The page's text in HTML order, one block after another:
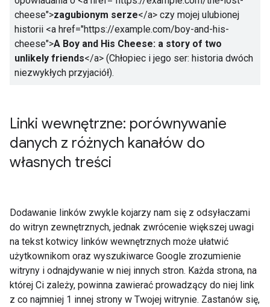
cheese">zagubionym serze</a> czy mojej ulubionej
historii <a href="https://example.com/boy-and-his-
cheese">A Boy and His Cheese: a story of two
unlikely friends</a> (Chłopiec i jego ser: historia dwóch
niezwykłych przyjaciół).
Linki wewnętrzne: porównywanie
danych z różnych kanałów do
własnych treści
Dodawanie linków zwykle kojarzy nam się z odsyłaczami
do witryn zewnętrznych, jednak zwrócenie większej uwagi
na tekst kotwicy linków wewnętrznych może ułatwić
użytkownikom oraz wyszukiwarce Google zrozumienie
witryny i odnajdywanie w niej innych stron. Każda strona, na
której Ci zależy, powinna zawierać prowadzący do niej link
z co najmniej 1 innej strony w Twojej witrynie. Zastanów się,